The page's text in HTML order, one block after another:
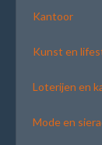
Kantoor
Kunst en
Loterijen en
Mode en